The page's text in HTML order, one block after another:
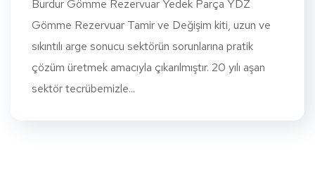
Burdur Gömme Rezervuar Yedek Parça YDZ
Gömme Rezervuar Tamir ve Değişim kiti, uzun ve
sıkıntılı arge sonucu sektörün sorunlarına pratik
çözüm üretmek amacıyla çıkarılmıştır. 20 yılı aşan
sektör tecrübemizle...